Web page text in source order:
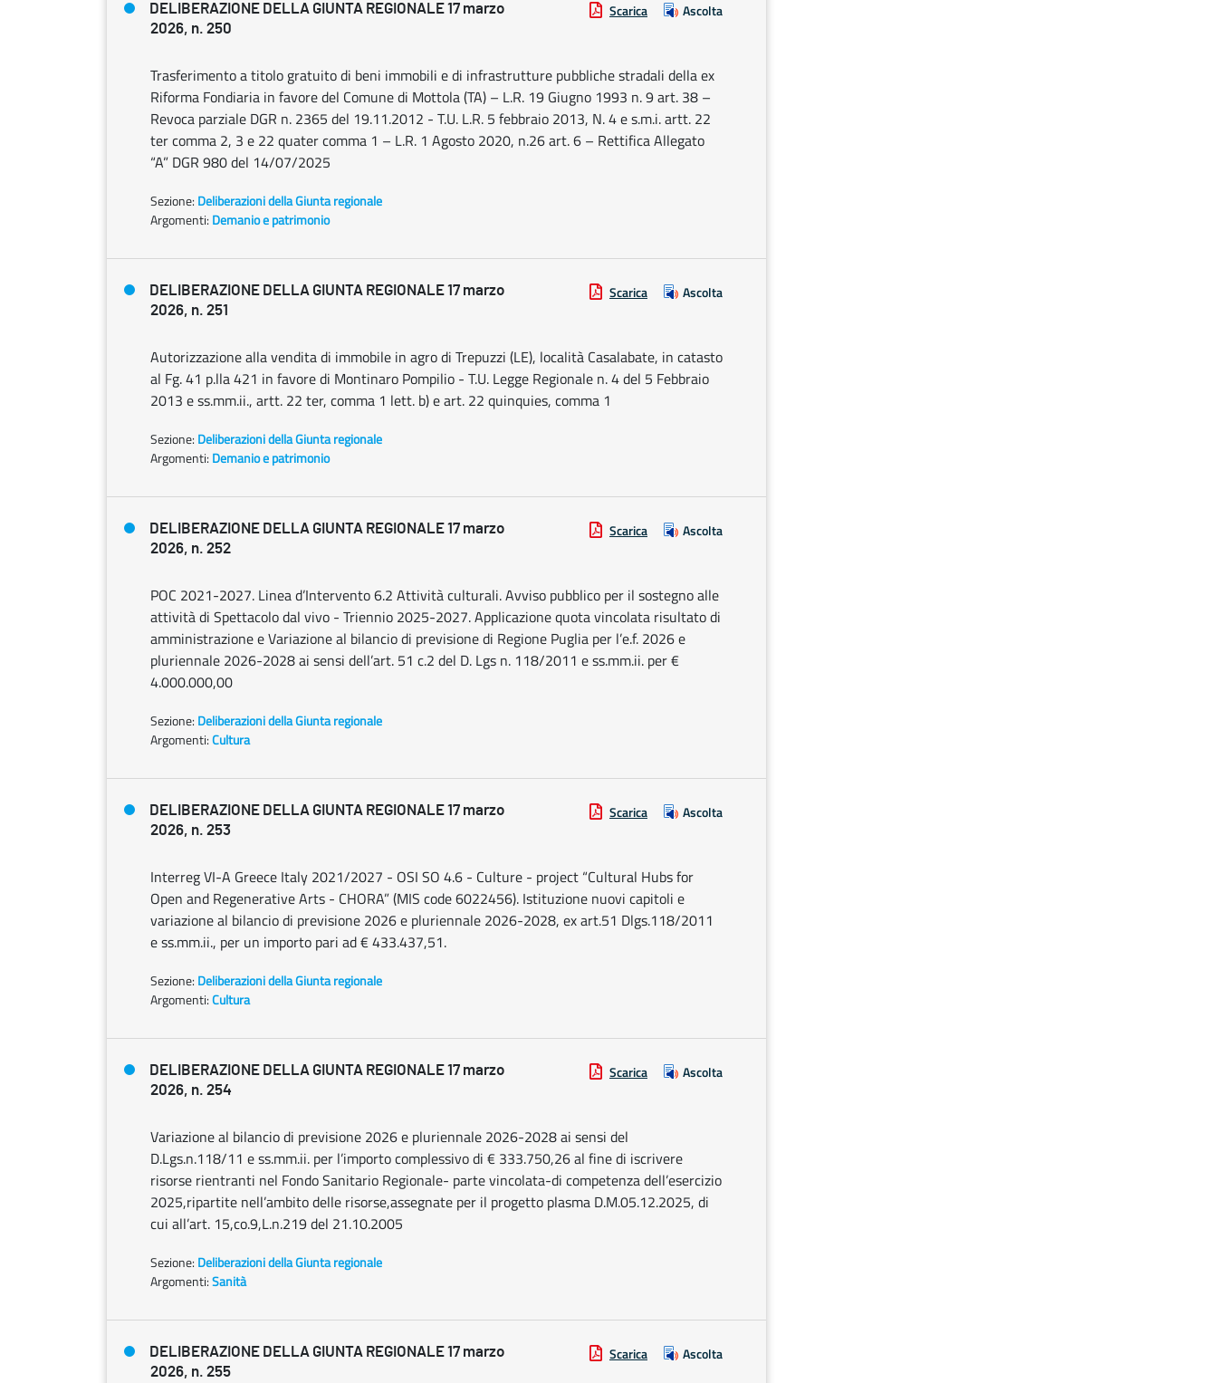
DELIBERAZIONE DELLA GIUNTA REGIONALE 17 marzo
2026, n. 250
Scarica Ascolta
Trasferimento a titolo gratuito di beni immobili e di infrastrutture pubbliche stradali della ex
Riforma Fondiaria in favore del Comune di Mottola (TA) – L.R. 19 Giugno 1993 n. 9 art. 38 –
Revoca parziale DGR n. 2365 del 19.11.2012 - T.U. L.R. 5 febbraio 2013, N. 4 e s.m.i. artt. 22
ter comma 2, 3 e 22 quater comma 1 – L.R. 1 Agosto 2020, n.26 art. 6 – Rettifica Allegato
“A” DGR 980 del 14/07/2025
Sezione: Deliberazioni della Giunta regionale
Argomenti: Demanio e patrimonio
DELIBERAZIONE DELLA GIUNTA REGIONALE 17 marzo
2026, n. 251
Scarica Ascolta
Autorizzazione alla vendita di immobile in agro di Trepuzzi (LE), località Casalabate, in catasto
al Fg. 41 p.lla 421 in favore di Montinaro Pompilio - T.U. Legge Regionale n. 4 del 5 Febbraio
2013 e ss.mm.ii., artt. 22 ter, comma 1 lett. b) e art. 22 quinquies, comma 1
Sezione: Deliberazioni della Giunta regionale
Argomenti: Demanio e patrimonio
DELIBERAZIONE DELLA GIUNTA REGIONALE 17 marzo
2026, n. 252
Scarica Ascolta
POC 2021-2027. Linea d’Intervento 6.2 Attività culturali. Avviso pubblico per il sostegno alle
attività di Spettacolo dal vivo - Triennio 2025-2027. Applicazione quota vincolata risultato di
amministrazione e Variazione al bilancio di previsione di Regione Puglia per l’e.f. 2026 e
pluriennale 2026-2028 ai sensi dell’art. 51 c.2 del D. Lgs n. 118/2011 e ss.mm.ii. per €
4.000.000,00
Sezione: Deliberazioni della Giunta regionale
Argomenti:Cultura
DELIBERAZIONE DELLA GIUNTA REGIONALE 17 marzo
2026, n. 253
Scarica Ascolta
Interreg VI-A Greece Italy 2021/2027 - OSI SO 4.6 - Culture - project “Cultural Hubs for
Open and Regenerative Arts - CHORA” (MIS code 6022456). Istituzione nuovi capitoli e
variazione al bilancio di previsione 2026 e pluriennale 2026-2028, ex art.51 Dlgs.118/2011
e ss.mm.ii., per un importo pari ad € 433.437,51.
Sezione: Deliberazioni della Giunta regionale
Argomenti:Cultura
DELIBERAZIONE DELLA GIUNTA REGIONALE 17 marzo
2026, n. 254
Scarica Ascolta
Variazione al bilancio di previsione 2026 e pluriennale 2026-2028 ai sensi del
D.Lgs.n.118/11 e ss.mm.ii. per l’importo complessivo di € 333.750,26 al fine di iscrivere
risorse rientranti nel Fondo Sanitario Regionale- parte vincolata-di competenza dell’esercizio
2025,ripartite nell’ambito delle risorse,assegnate per il progetto plasma D.M.05.12.2025, di
cui all’art. 15,co.9,L.n.219 del 21.10.2005
Sezione: Deliberazioni della Giunta regionale
Argomenti:Sanità
DELIBERAZIONE DELLA GIUNTA REGIONALE 17 marzo
2026, n. 255
Scarica Ascolta